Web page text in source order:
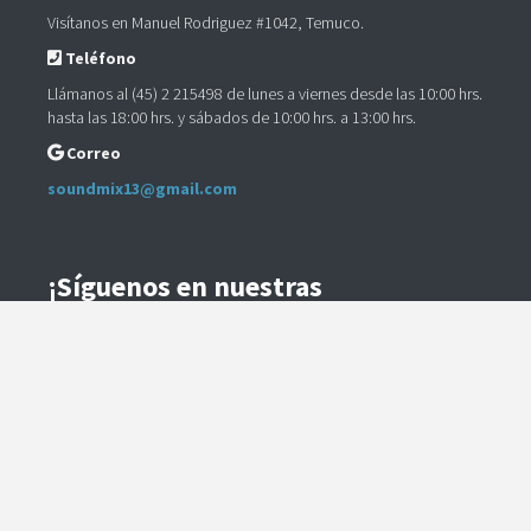
Visítanos en Manuel Rodriguez #1042, Temuco.
Teléfono
Llámanos al (45) 2 215498 de lunes a viernes desde las 10:00 hrs.
hasta las 18:00 hrs. y sábados de 10:00 hrs. a 13:00 hrs.
Correo
soundmix13@gmail.com
¡Síguenos en nuestras